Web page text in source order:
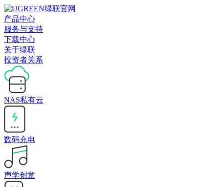
产品中心
服务与支持
下载中心
关于绿联
投资者关系
NAS私有云
数码充电
声学创意